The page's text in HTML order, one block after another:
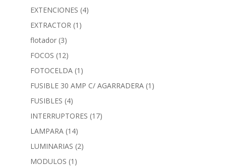
EXTENCIONES (4)
EXTRACTOR (1)
flotador (3)
FOCOS (12)
FOTOCELDA (1)
FUSIBLE 30 AMP C/ AGARRADERA (1)
FUSIBLES (4)
INTERRUPTORES (17)
LAMPARA (14)
LUMINARIAS (2)
MODULOS (1)